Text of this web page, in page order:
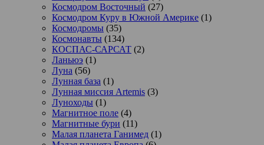
Космодром Восточный (27)
Космодром Куру в Южной Америке (1)
Космодромы (35)
Космонавты (134)
КОСПАС-САРСАТ (2)
Ланьюэ (1)
Луна (56)
Лунная база (1)
Лунная миссия Artemis (3)
Луноходы (1)
Магнитное поле (4)
Магнитные бури (11)
Малая планета Ганимед (1)